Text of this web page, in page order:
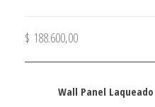
$ 188.600,00
Wall Panel Laqueado